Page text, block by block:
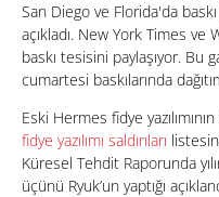
San Diego ve Florida'da
açıkladı. New York Times
baskı tesisini paylaşıyor. Bu
cumartesi baskılarında
Eski Hermes fidye
fidye yazılımı saldırıları
Küresel Tehdit Raporunda
üçünü Ryuk’un yaptığı